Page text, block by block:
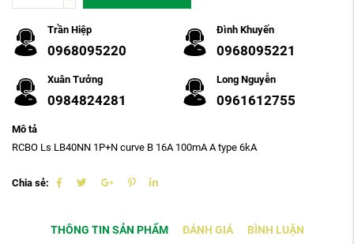
Trần Hiệp
0968095220
Đình Khuyến
0968095221
Xuân Tưởng
0984824281
Long Nguyễn
0961612755
Mô tả
RCBO Ls LB40NN 1P+N curve B 16A 100mA A type 6kA
Chia sẻ:
THÔNG TIN SẢN PHẨM ĐÁNH GIÁ BÌNH LUẬN